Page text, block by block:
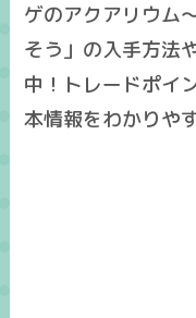
ゲのアクアリウム
そう」の入手方法
中！トレードポイ
本情報をわかりや